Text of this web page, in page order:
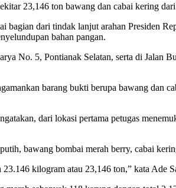
23,146 ton bawang dan cabai kering
bagian dari tindak lanjut arahan Presiden
bahan pangan.
No. 5, Pontianak Selatan, serta di
barang bukti berupa bawang dan
dari lokasi pertama petugas
bawang bombai merah berry, cabai
kilogram atau 23,146 ton,” kata Ade